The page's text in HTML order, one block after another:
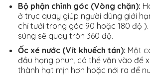
Bộ phận chỉnh góc (Vòng chặn):
ở trục quay giúp người dùng giới
chỉ tưới trong góc 90 hoặc 180 độ ).
súng sẽ quay tròn 360 độ.
Ốc xé nước (Vít khuếch tán): Một
đầu họng phun, có thể vặn vào để
thành hạt mịn hơn hoặc nới ra để